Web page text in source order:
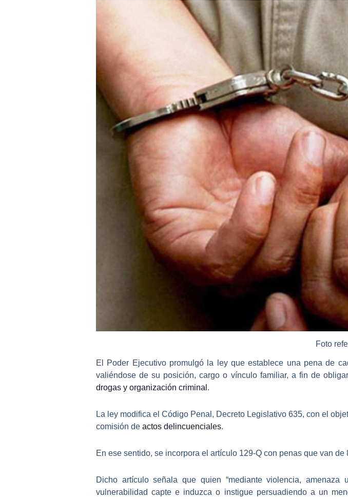
Foto
El Poder Ejecutivo promulgó la ley que establece una pena de
valiéndose de su posición, cargo o vínculo familiar, a fin de
drogas y organización criminal .
La ley modifica el Código Penal, Decreto Legislativo 635,con el
comisión de actos delincuenciales.
En ese sentido, se incorpora el artículo 129-Q con penas que van de
Dicho artículo señala que quien “mediante violencia,
vulnerabilidad capte e induzca o instigue persuadiendo a un